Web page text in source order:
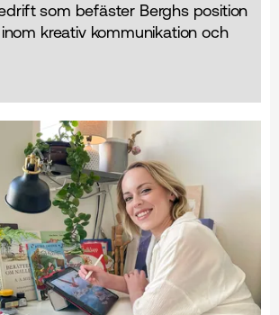
som befäster Berghs position
kreativ kommunikation och